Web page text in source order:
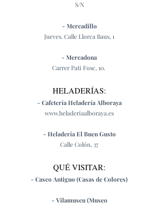
S/N
- Mercadillo
Jueves. Calle Llorca Baus, 1
- Mercadona
Carrer Pati Fosc, 10.
HELADERÍAS:
- Cafetería Heladería Alboraya
www.heladeriaalboraya.es
- Heladería El Buen Gusto
Calle Colón, 37
QUÉ VISITAR:
- Casco Antiguo (Casas de Colores)
- Vilamuseu (Museo